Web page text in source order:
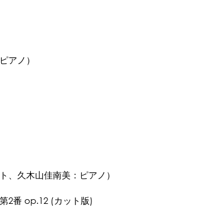
アノ）
久木山佳南美：ピアノ）
op.12 (カット版)